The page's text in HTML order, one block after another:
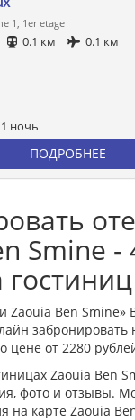
1, 1er etage
0.1 км
0.1 км
ночь
ПОДРОБНЕЕ
Smine -
гостиниц
Zaouia Ben Smine»
забронировать
цене от 2280
Zaouia Ben
фото и отзывы.
на карте Zaouia